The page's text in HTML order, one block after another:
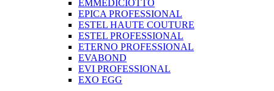
EMMEDICIOTTO
EPICA PROFESSIONAL
ESTEL HAUTE COUTURE
ESTEL PROFESSIONAL
ETERNO PROFESSIONAL
EVABOND
EVI PROFESSIONAL
EXO EGG